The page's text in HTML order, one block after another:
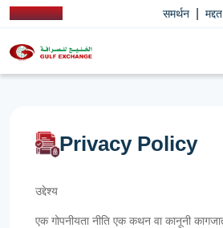
समर्थन
Privacy Policy
उद्देश्य
एक गोपनीयता नीति एक कथन वा कानूनी